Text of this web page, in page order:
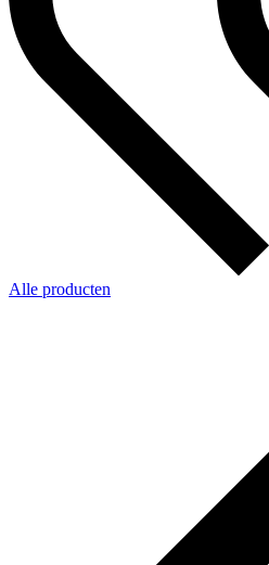
Alle producten